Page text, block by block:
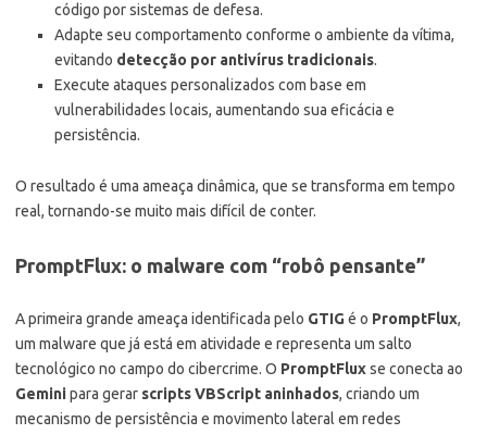
código por sistemas de defesa.
Adapte seu comportamento conforme o ambiente da vítima,
evitando detecção por antivírus tradicionais.
Execute ataques personalizados com base em
vulnerabilidades locais, aumentando sua eficácia e
persistência.
O resultado é uma ameaça dinâmica, que se transforma em tempo
real, tornando-se muito mais difícil de conter.
PromptFlux: o malware com “robô pensante”
A primeira grande ameaça identificada pelo GTIGé o PromptFlux,
um malware que já está em atividade e representa um salto
tecnológico no campo do cibercrime. O PromptFluxse conecta ao
Geminipara gerar scripts VBScript aninhados, criando um
mecanismo de persistência e movimento lateral em redes